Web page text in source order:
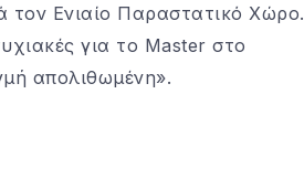
τον Ενιαίο Παραστατικό Χώρο.
για το Master στο
απολιθωμένη».